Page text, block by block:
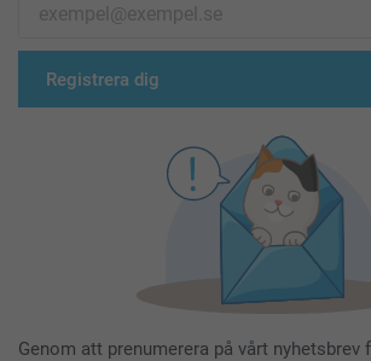
Registrera dig
Genom att prenumerera på vårt nyhetsbrev